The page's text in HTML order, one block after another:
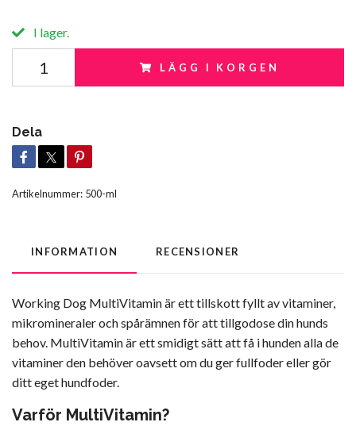
I lager.
LÄGG I KORGEN
Dela
Artikelnummer: 500-ml
INFORMATION RECENSIONER
Working Dog MultiVitamin är ett tillskott fyllt av vitaminer,
mikromineraler och spårämnen för att tillgodose din hunds
behov. MultiVitamin är ett smidigt sätt att få i hunden alla de
vitaminer den behöver oavsett om du ger fullfoder eller gör
ditt eget hundfoder.
Varför MultiVitamin?